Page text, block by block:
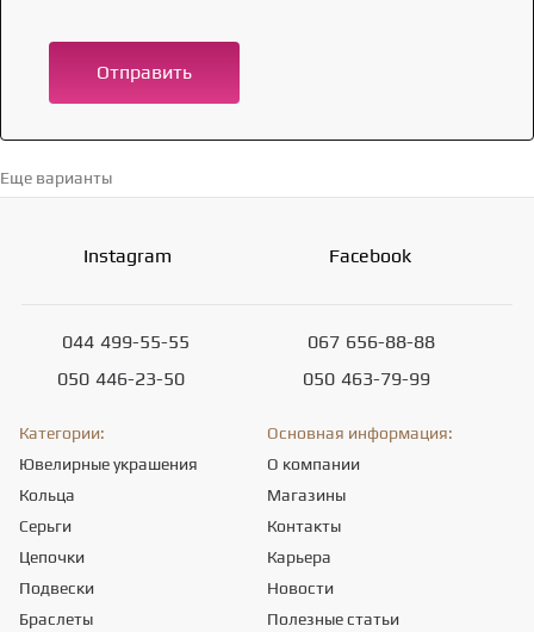
Отправить
Еще варианты
Instagram Facebook
044 499-55-55
050 446-23-50
067 656-88-88
050 463-79-99
Категории:
Ювелирные украшения
Кольца
Серьги
Цепочки
Подвески
Браслеты
Основная информация:
О компании
Магазины
Контакты
Карьера
Новости
Полезные статьи